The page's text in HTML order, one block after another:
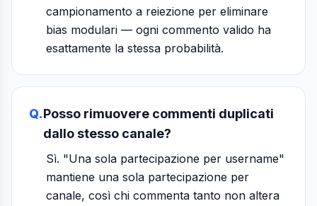
campionamento a reiezione per eliminare
bias modulari — ogni commento valido ha
esattamente la stessa probabilità.
Q.Posso rimuovere commenti duplicati
dallo stesso canale?
Sì. "Una sola partecipazione per username"
mantiene una sola partecipazione per
canale, così chi commenta tanto non altera